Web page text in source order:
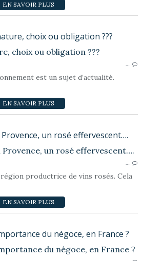
EN SAVOIR PLUS
choix ou obligation ???
…
est un sujet d’actualité.
EN SAVOIR PLUS
un rosé effervescent….
…
productrice de vins rosés. Cela
EN SAVOIR PLUS
du négoce, en France ?